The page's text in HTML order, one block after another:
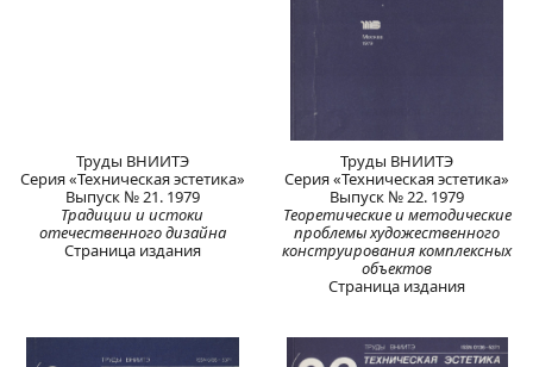
Труды ВНИИТЭ
Серия «Техническая эстетика»
Выпуск № 21. 1979
Традиции и истоки
отечественного дизайна
Страница издания
Труды ВНИИТЭ
Серия «Техническая эстетика»
Выпуск № 22. 1979
Теоретические и методические
проблемы художественного
конструирования комплексных
объектов
Страница издания